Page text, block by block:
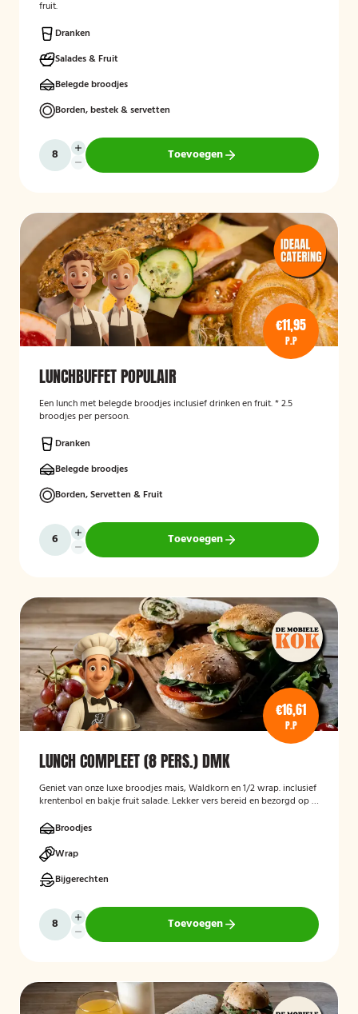
fruit.
Dranken
Salades & Fruit
Belegde broodjes
Borden, bestek & servetten
Toevoegen
€11,95
P.P
LUNCHBUFFET POPULAIR
Een lunch met belegde broodjes inclusief drinken en fruit. * 2.5
broodjes per persoon.
Dranken
Belegde broodjes
Borden, Servetten & Fruit
Toevoegen
€16,61
P.P
LUNCH COMPLEET (8 PERS.) DMK
Geniet van onze luxe broodjes mais, Waldkorn en 1/2 wrap. inclusief
krentenbol en bakje fruit salade. Lekker vers bereid en bezorgd op je
Broodjes
Wrap
Bijgerechten
Toevoegen